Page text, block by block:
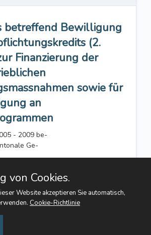
betreffend Bewilligung
(2.
Finanzierung der
sowie für
an
- 2009 be-
Ge-
von Cookies.
Website akzeptieren Sie automatisch,
Cookie-Richtlinie